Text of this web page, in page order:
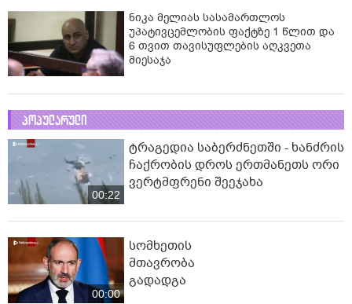
ნიკა მელიას სასამართლოს
უპატივცემლობის ფაქტზე 1 წლით და
6 თვით თავისუფლების აღკვეთა
მიესაჯა
პოპულარული
00:22
ტრაგედია საბერძნეთში - ხანძრის
ჩაქრობის დროს ერთმანეთს ორი
ვერტმფრენი შეეჯახა
00:00
სომხეთის
მთავრობა
გადადგა